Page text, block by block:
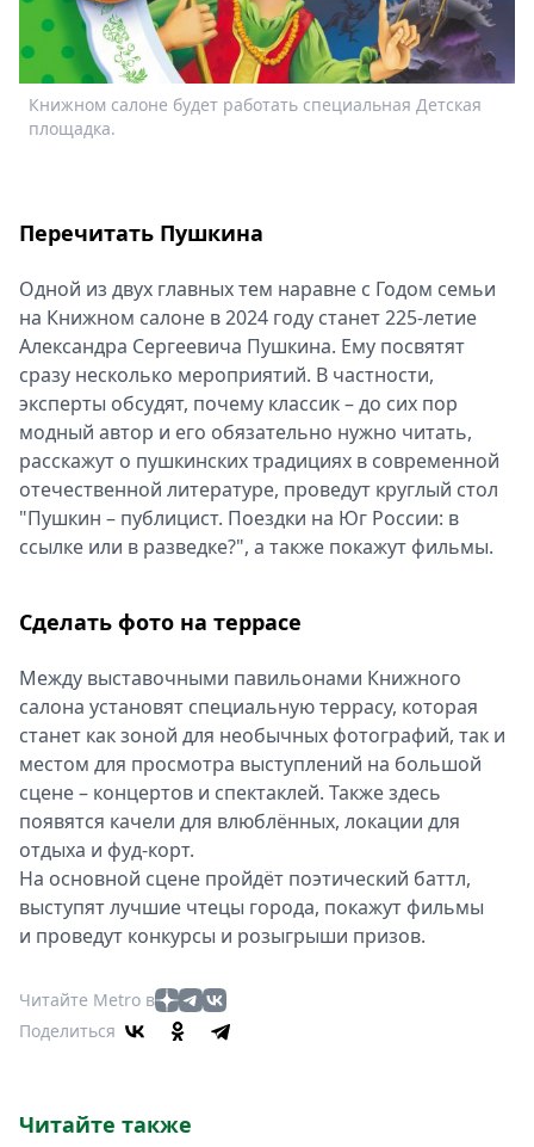
Книжном салоне будет работать специальная Детская
площадка.
Перечитать Пушкина
Одной из двух главных тем наравне с Годом семьи
на Книжном салоне в 2024 году станет 225-летие
Александра Сергеевича Пушкина. Ему посвятят
сразу несколько мероприятий. В частности,
эксперты обсудят, почему классик – до сих пор
модный автор и его обязательно нужно читать,
расскажут о пушкинских традициях в современной
отечественной литературе, проведут круглый стол
"Пушкин – публицист. Поездки на Юг России: в
ссылке или в разведке?", а также покажут фильмы.
Сделать фото на террасе
Между выставочными павильонами Книжного
салона установят специальную террасу, которая
станет как зоной для необычных фотографий, так и
местом для просмотра выступлений на большой
сцене – концертов и спектаклей. Также здесь
появятся качели для влюблённых, локации для
отдыха и фуд-корт.
На основной сцене пройдёт поэтический баттл,
выступят лучшие чтецы города, покажут фильмы
и проведут конкурсы и розыгрыши призов.
Читайте Metro в
Поделиться
Читайте также